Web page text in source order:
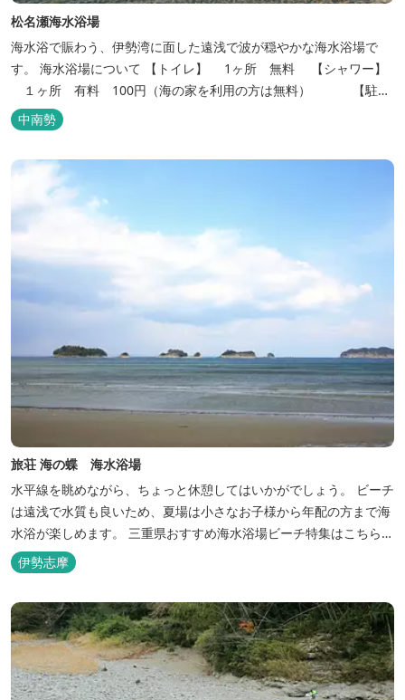
松名瀬海水浴場
海水浴で賑わう、伊勢湾に面した遠浅で波が穏やかな海水浴場で
す。 海水浴場について 【トイレ】 1ヶ所 無料 【シャワー】
１ヶ所 有料 100円（海の家を利用の方は無料） 【駐車
場】 約600台 無料 【海の家】 １件 料金 大人（600円）
子供（300円） ※子供：幼児～小学校６年生まで
中南勢
旅荘 海の蝶 海水浴場
水平線を眺めながら、ちょっと休憩してはいかがでしょう。 ビーチ
は遠浅で水質も良いため、夏場は小さなお子様から年配の方まで海
水浴が楽しめます。 三重県おすすめ海水浴場ビーチ特集はこちら
🏖三重の海水浴場ビーチ特集 プー...
伊勢志摩